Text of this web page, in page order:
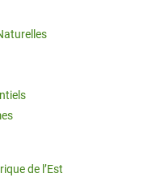
de l’Est